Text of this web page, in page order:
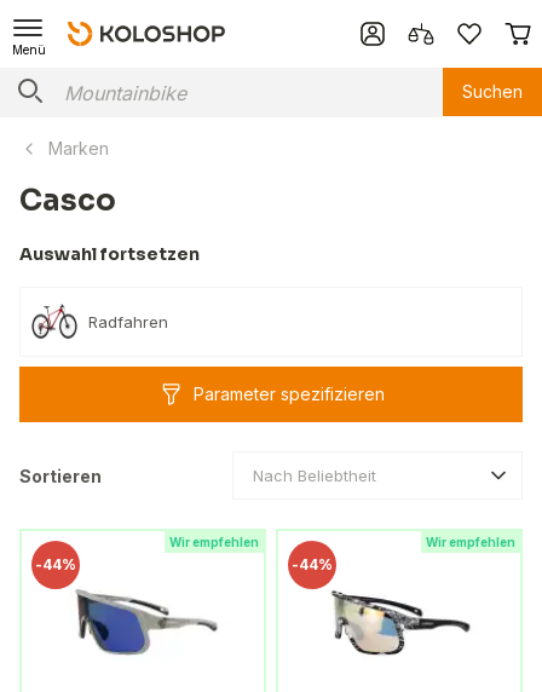
Menü
Suchen
Marken
Casco
Auswahl fortsetzen
Radfahren
Parameter spezifizieren
Sortieren Nach Beliebtheit
Wir empfehlen
-44%
Wir empfehlen
-44%